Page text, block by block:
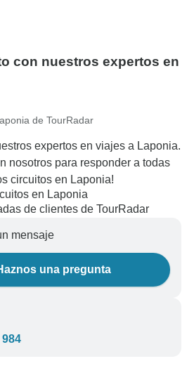
con nuestros expertos en
de TourRadar
expertos en viajes a Laponia.
nosotros para responder a todas
circuitos en Laponia!
en Laponia
de clientes de TourRadar
mensaje
una pregunta
984